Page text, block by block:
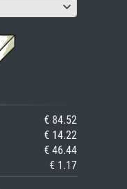
€ 84.52
€ 14.22
€ 46.44
€ 1.17